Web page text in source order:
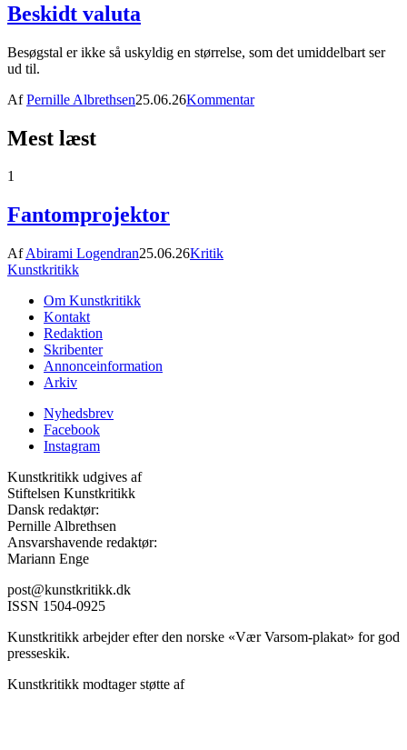
Beskidt valuta
Besøgstal er ikke så uskyldig en størrelse, som det umiddelbart ser
ud til.
AfPernille Albrethsen25.06.26Kommentar
Mest læst
1
Fantomprojektor
AfAbirami Logendran25.06.26Kritik
Kunstkritikk
Om Kunstkritikk
Kontakt
Redaktion
Skribenter
Annonceinformation
Arkiv
Nyhedsbrev
Facebook
Instagram
Kunstkritikk udgives af
Stiftelsen Kunstkritikk
Dansk redaktør:
Pernille Albrethsen
Ansvarshavende redaktør:
Mariann Enge
post@kunstkritikk.dk
ISSN 1504-0925
Kunstkritikk arbejder efter den norske «Vær Varsom-plakat» for god
presseskik.
Kunstkritikk modtager støtte af